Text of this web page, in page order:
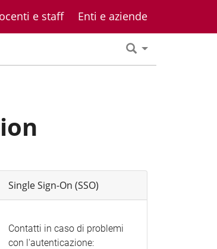
e staff Enti e aziende
Single Sign-On (SSO)
Contatti in caso di problemi
con l'autenticazione: